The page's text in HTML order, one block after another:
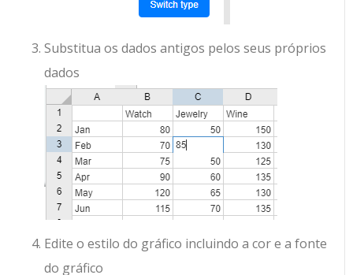
Substitua os dados antigos pelos seus próprios
dados
Edite o estilo do gráfico incluindo a cor e a fonte
do gráfico